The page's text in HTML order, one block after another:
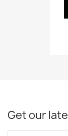
Get our